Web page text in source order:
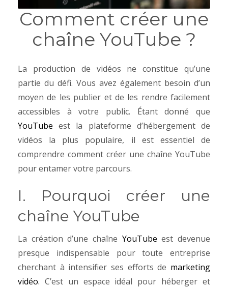
Comment créer une
chaîne YouTube ?
La production de vidéos ne constitue qu’une
partie du défi. Vous avez également besoin d’un
moyen de les publier et de les rendre facilement
accessibles à votre public. Étant donné que
YouTube est la plateforme d’hébergement de
vidéos la plus populaire, il est essentiel de
comprendre comment créer une chaîne YouTube
pour entamer votre parcours.
I. Pourquoi créer une
chaîne YouTube
La création d’une chaîne YouTube est devenue
presque indispensable pour toute entreprise
cherchant à intensifier ses efforts de marketing
vidéo. C’est un espace idéal pour héberger et